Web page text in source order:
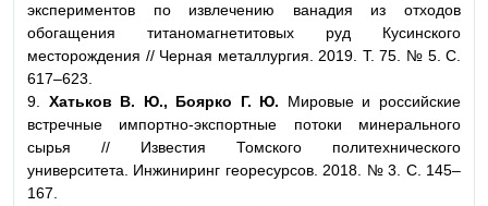
экспериментов по извлечению ванадия из отходов
обогащения титаномагнетитовых руд Кусинского
месторождения // Черная металлургия. 2019. Т. 75. № 5. С.
617–623.
9. Хатьков В. Ю., Боярко Г. Ю. Мировые и российские
встречные импортно-экспортные потоки минерального
сырья // Известия Томского политехнического
университета. Инжиниринг георесурсов. 2018. № 3. С. 145–
167.